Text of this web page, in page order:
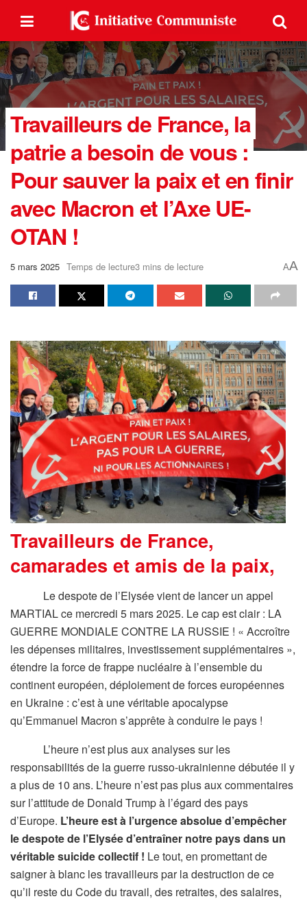
Travailleurs de France, la
patrie a besoin de vous :
Pour sauver la paix et en finir
avec Macron et l’Axe UE-
OTAN !
5 mars 2025 Temps de lecture3 mins de lecture AA
Travailleurs de France,
camarades et amis de la paix,
Le despote de l’Elysée vient de lancer un appel
MARTIAL ce mercredi 5 mars 2025. Le cap est clair : LA
GUERRE MONDIALE CONTRE LA RUSSIE ! « Accroître
les dépenses militaires, investissement supplémentaires »,
étendre la force de frappe nucléaire à l’ensemble du
continent européen, déploiement de forces européennes
en Ukraine : c’est à une véritable apocalypse
qu’Emmanuel Macron s’apprête à conduire le pays !
L’heure n’est plus aux analyses sur les
responsabilités de la guerre russo-ukrainienne débutée il y
a plus de 10 ans. L’heure n’est pas plus aux commentaires
sur l’attitude de Donald Trump à l’égard des pays
d’Europe. L’heure est à l’urgence absolue d’empêcher
le despote de l’Elysée d’entraîner notre pays dans un
véritable suicide collectif ! Le tout, en promettant de
saigner à blanc les travailleurs par la destruction de ce
qu’il reste du Code du travail, des retraites, des salaires,